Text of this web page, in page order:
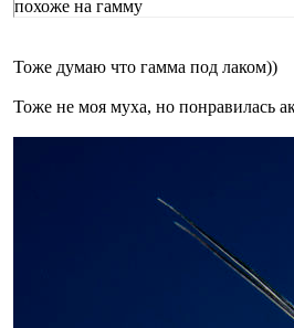
похоже на гамму
Тоже думаю что гамма под лаком))
Тоже не моя муха, но понравилась